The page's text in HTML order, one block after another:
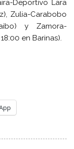
Deportivo Lara
Zulia-Carabobo
y Zamora-
en Barinas).